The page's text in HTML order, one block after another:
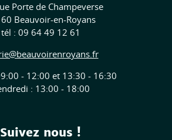
Porte de Champeverse
Beauvoir-en-Royans
tél : 09 64 49 12 61
- 12:00 et 13:30 - 16:30
: 13:00 - 18:00
Suivez nous !